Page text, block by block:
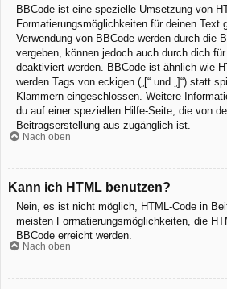
BBCode ist eine spezielle Umsetzung von
Formatierungsmöglichkeiten für deinen Text
Verwendung von BBCode werden durch die
vergeben, können jedoch auch durch dich
deaktiviert werden. BBCode ist ähnlich wie
werden Tags von eckigen („[“ und „]“) statt
Klammern eingeschlossen. Weitere
du auf einer speziellen Hilfe-Seite, die von
Beitragserstellung aus zugänglich ist.
Nach oben
Kann ich HTML benutzen?
Nein, es ist nicht möglich, HTML-Code in
meisten Formatierungsmöglichkeiten, die
BBCode erreicht werden.
Nach oben